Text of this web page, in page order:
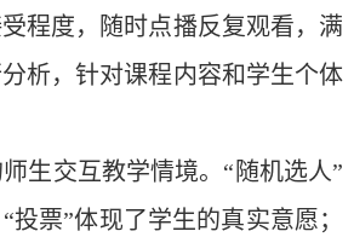
程度，随时点播反复观看，满
析，针对课程内容和学生个体
生交互教学情境。“随机选人”
票”体现了学生的真实意愿；